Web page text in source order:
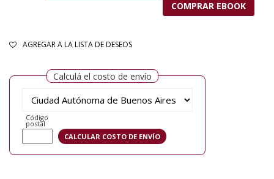
COMPRAR EBOOK
AGREGAR A LA LISTA DE DESEOS
Calculá el costo de envío
Código
postal